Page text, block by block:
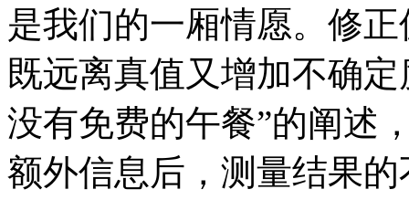
是我们的一厢情愿。修
既远离真值又增加不确
没有免费的午餐”的阐述
额外信息后，测量结果